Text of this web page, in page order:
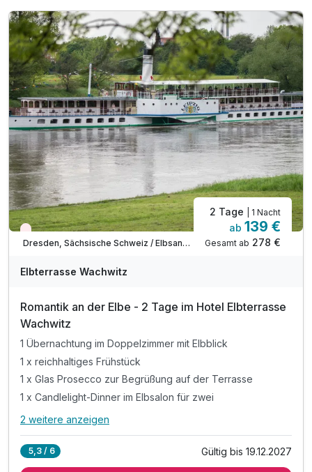
Wieder frei ab September
Dresden, Sächsische Schweiz / Elbsandsteingebirge
2 Tage | 1 Nacht
ab 139 €
Gesamt ab 278 €
Elbterrasse Wachwitz
Romantik an der Elbe - 2 Tage im Hotel Elbterrasse
Wachwitz
1 Übernachtung im Doppelzimmer mit Elbblick
1 x reichhaltiges Frühstück
1 x Glas Prosecco zur Begrüßung auf der Terrasse
1 x Candlelight-Dinner im Elbsalon für zwei
Alle Inklusivleistungen
2 weitere anzeigen
5,3 / 6 Gültig bis 19.12.2027